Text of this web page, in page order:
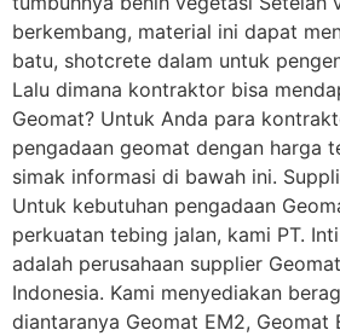
berkembang, material ini dapat
batu, shotcrete dalam untuk
Lalu dimana kontraktor bisa
Geomat? Untuk Anda para
pengadaan geomat dengan harga
simak informasi di bawah ini.
Untuk kebutuhan pengadaan
perkuatan tebing jalan, kami PT.
adalah perusahaan supplier
Indonesia. Kami menyediakan
diantaranya Geomat EM2, Geomat